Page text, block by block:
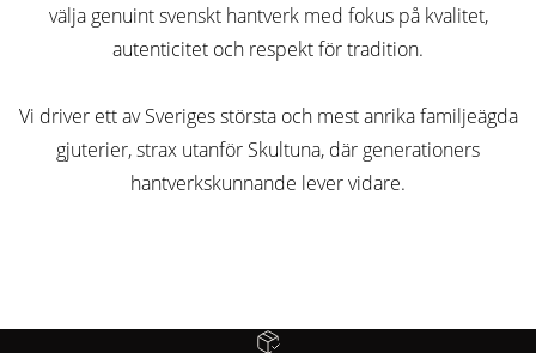
välja genuint svenskt hantverk med fokus på kvalitet,
autenticitet och respekt för tradition.
Vi driver ett av Sveriges största och mest anrika familjeägda
gjuterier, strax utanför Skultuna, där generationers
hantverkskunnande lever vidare.